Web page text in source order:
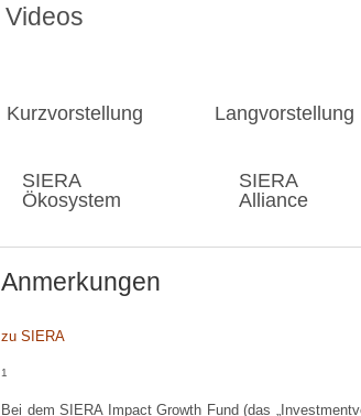
Videos
Kurzvorstellung
SIERA
Ökosystem
Langvorstellung
SIERA
Alliance
Anmerkungen
zu SIERA
1
Bei dem SIERA Impact Growth Fund (das